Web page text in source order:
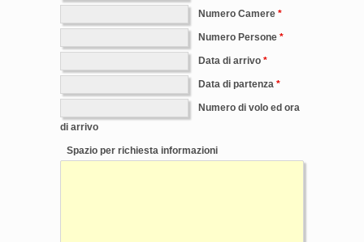
Numero Camere
Numero Persone
Data di arrivo
Data di partenza
Numero di volo ed ora
di arrivo
Spazio per richiesta informazioni